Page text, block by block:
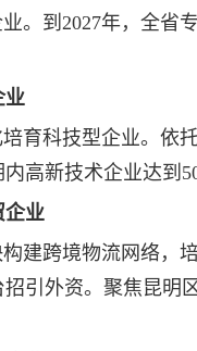
。到2027年，全省
业
育科技型企业。依
高新技术企业达到
企业
建跨境物流网络，
引外资。聚焦昆明